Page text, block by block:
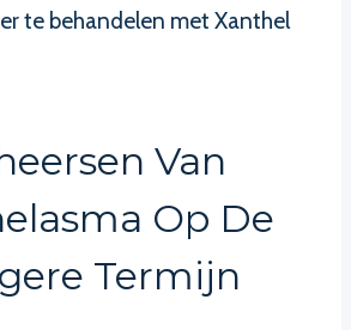
te behandelen met Xanthel
Van
Op De
Termijn